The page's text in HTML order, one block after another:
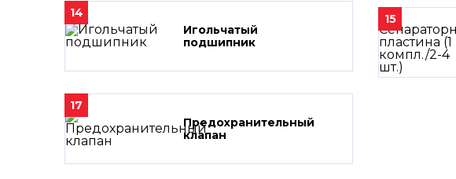
14
Игольчатый
подшипник
15
17
Предохранительный
клапан